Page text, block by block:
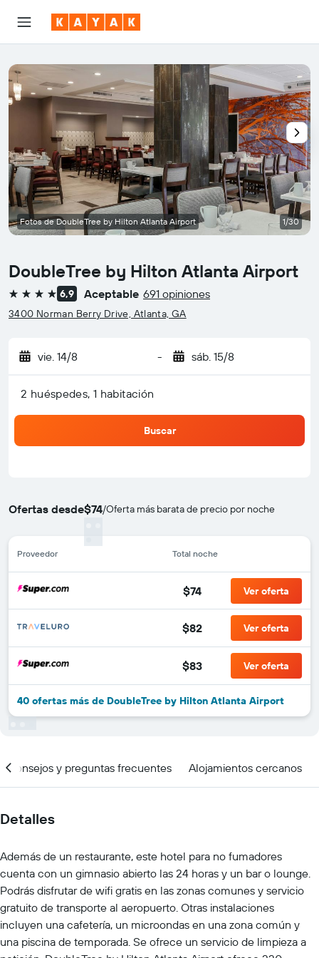
DoubleTree by Hilton Atlanta Airport
4 estrellas6,9 Aceptable 691 opiniones
3400 Norman Berry Drive, Atlanta, GA
vie. 14/8 - sáb. 15/8
2 huéspedes, 1 habitación
Buscar
Ofertas desde$74/Oferta más barata de precio por noche
Proveedor Total noche
$74 Ver oferta
$82 Ver oferta
$83 Ver oferta
40 ofertas más de DoubleTree by Hilton Atlanta Airport
Fotos de DoubleTree by Hilton Atlanta Airport 1/30
Consejos y preguntas frecuentes Alojamientos cercanos
Detalles
Además de un restaurante, este hotel para no fumadores
cuenta con un gimnasio abierto las 24 horas y un bar o lounge.
Podrás disfrutar de wifi gratis en las zonas comunes y servicio
gratuito de transporte al aeropuerto. Otras instalaciones
incluyen una cafetería, un microondas en una zona común y
una piscina de temporada. Se ofrece un servicio de limpieza a